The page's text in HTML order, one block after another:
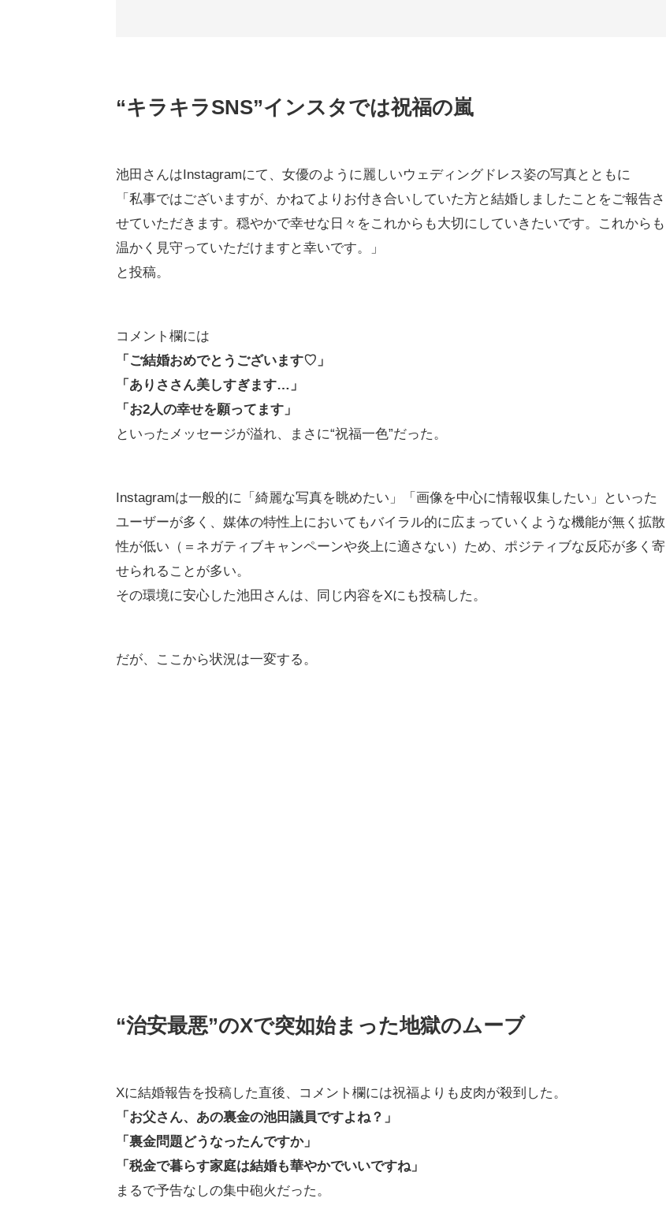
“キラキラSNS”インスタでは祝福の嵐
池田さんはInstagramにて、女優のように麗しいウェディングドレス姿の写真とともに
「私事ではございますが、かねてよりお付き合いしていた方と結婚しましたことをご報告さ
せていただきます。穏やかで幸せな日々をこれからも大切にしていきたいです。これからも
温かく見守っていただけますと幸いです。」
と投稿。
コメント欄には
「ご結婚おめでとうございます♡」
「ありささん美しすぎます…」
「お2人の幸せを願ってます」
といったメッセージが溢れ、まさに“祝福一色”だった。
Instagramは一般的に「綺麗な写真を眺めたい」「画像を中心に情報収集したい」といった
ユーザーが多く、媒体の特性上においてもバイラル的に広まっていくような機能が無く拡散
性が低い（＝ネガティブキャンペーンや炎上に適さない）ため、ポジティブな反応が多く寄
せられることが多い。
その環境に安心した池田さんは、同じ内容をXにも投稿した。
だが、ここから状況は一変する。
“治安最悪”のXで突如始まった地獄のムーブ
Xに結婚報告を投稿した直後、コメント欄には祝福よりも皮肉が殺到した。
「お父さん、あの裏金の池田議員ですよね？」
「裏金問題どうなったんですか」
「税金で暮らす家庭は結婚も華やかでいいですね」
まるで予告なしの集中砲火だった。